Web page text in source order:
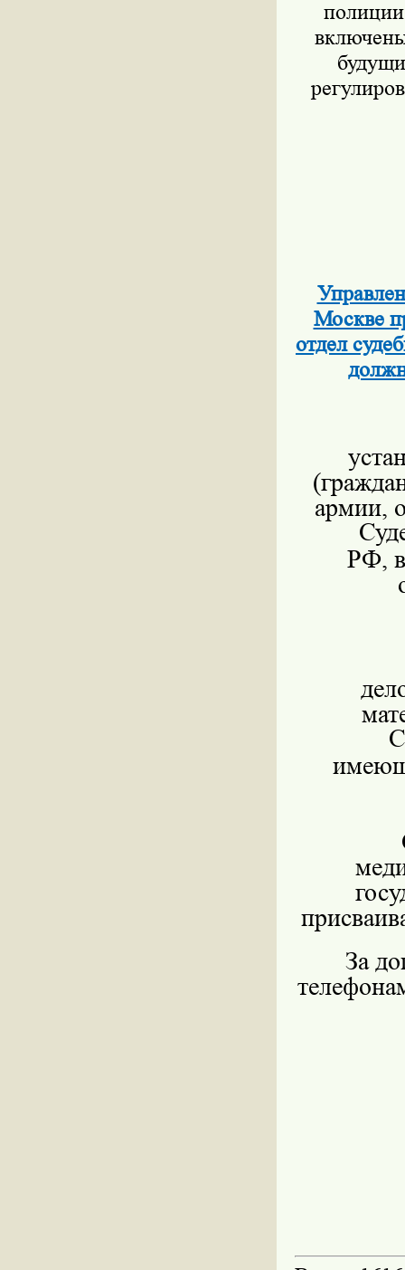
Москве
отдел
армии,
РФ,
За